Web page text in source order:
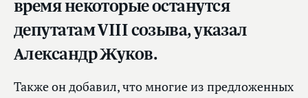
время некоторые останутся
депутатам VIII созыва, указал
Александр Жуков.
Также он добавил, что многие из предложенных